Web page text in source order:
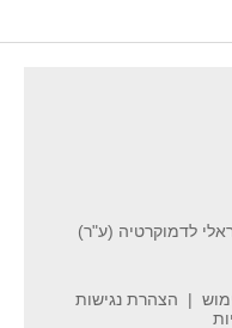
לדמוקרטיה (ע"ר)
הצהרת נגישות